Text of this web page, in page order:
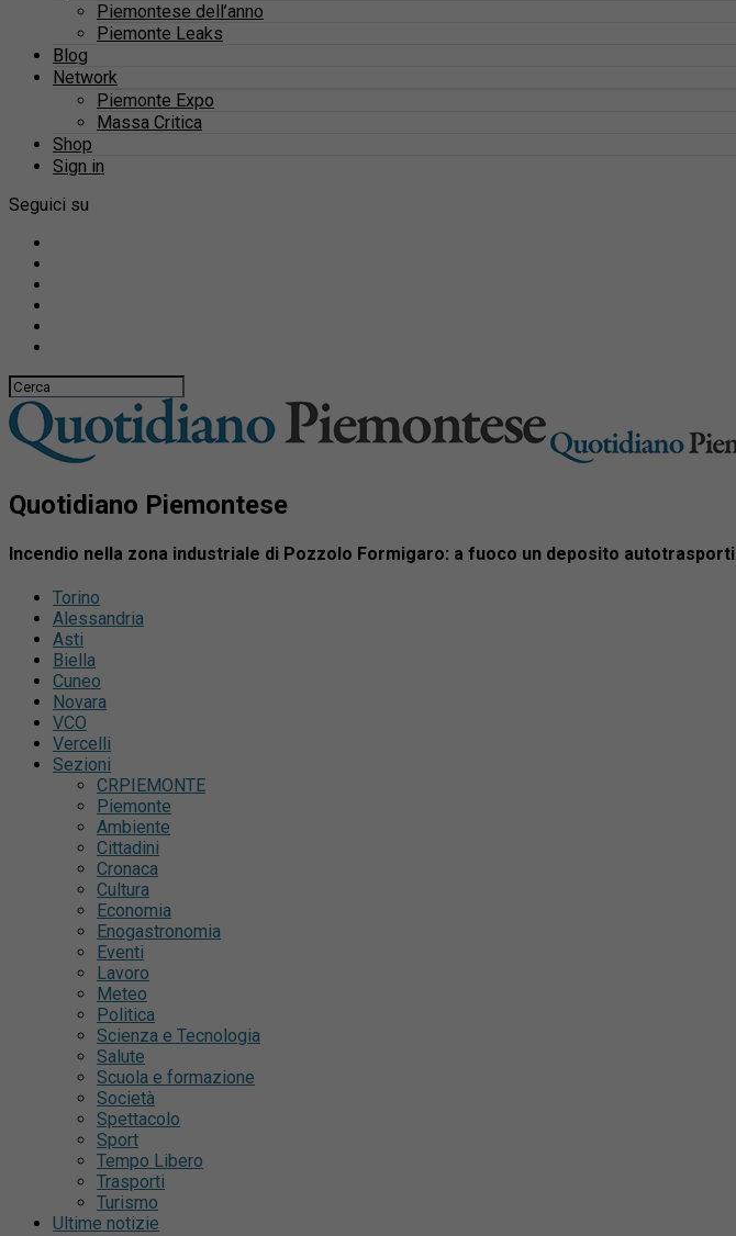
Piemontese dell’anno
Piemonte Leaks
Blog
Network
Piemonte Expo
Massa Critica
Shop
Sign in
Seguici su
Quotidiano Piemontese
Incendio nella zona industriale di Pozzolo Formigaro: a fuoco un deposito autotrasporti
Torino
Alessandria
Asti
Biella
Cuneo
Novara
VCO
Vercelli
Sezioni
CRPIEMONTE
Piemonte
Ambiente
Cittadini
Cronaca
Cultura
Economia
Enogastronomia
Eventi
Lavoro
Meteo
Politica
Scienza e Tecnologia
Salute
Scuola e formazione
Società
Spettacolo
Sport
Tempo Libero
Trasporti
Turismo
Ultime notizie